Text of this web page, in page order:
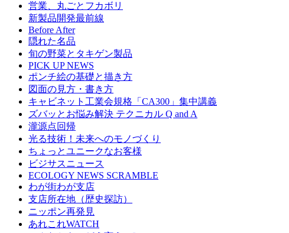
営業、丸ごとフカボリ
新製品開発最前線
Before After
隠れた名品
旬の野菜とタキゲン製品
PICK UP NEWS
ポンチ絵の基礎と描き方
図面の見方・書き方
キャビネット工業会規格「CA300」集中講義
ズバッとお悩み解決 テクニカル Q and A
瀧源点回帰
光る技術！未来へのモノづくり
ちょっとユニークなお客様
ビジサスニュース
ECOLOGY NEWS SCRAMBLE
わが街わが支店
支店所在地（歴史探訪）
ニッポン再発見
あれこれWATCH